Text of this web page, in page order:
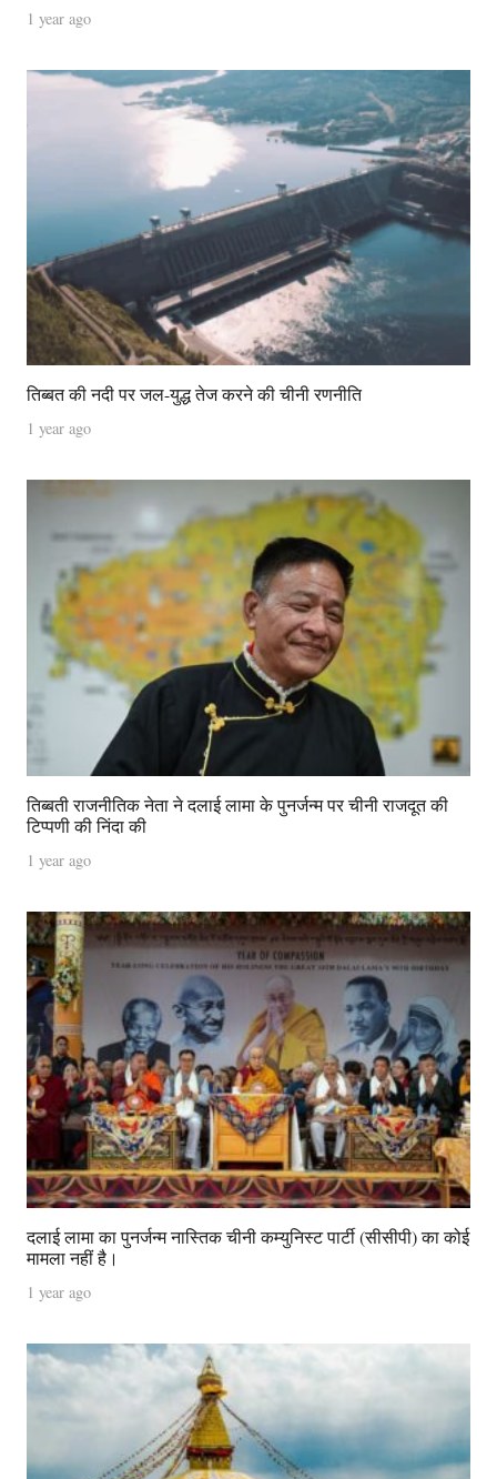
1 year ago
तिब्बत की नदी पर जल-युद्ध तेज करने की चीनी रणनीति
1 year ago
तिब्बती राजनीतिक नेता ने दलाई लामा के पुनर्जन्म पर चीनी राजदूत की
टिप्पणी की निंदा की
1 year ago
दलाई लामा का पुनर्जन्म नास्तिक चीनी कम्युनिस्ट पार्टी (सीसीपी) का कोई
मामला नहीं है।
1 year ago